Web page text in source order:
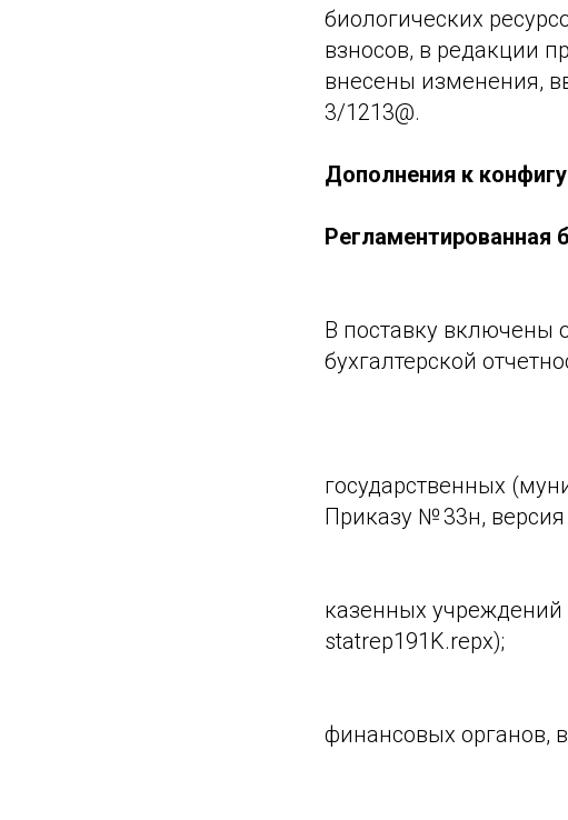
биологических
взносов, в редакции
внесены изменения,
3/1213@.
Дополнения к
Регламентированная
В поставку включены
бухгалтерской
государственных
Приказу № 33н,
казенных
statrep191K.repx);
финансовых органов,